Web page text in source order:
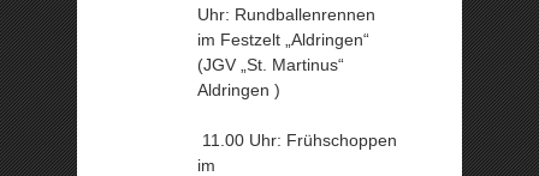
Uhr: Rundballenrennen
im Festzelt „Aldringen“
(JGV „St. Martinus“
Aldringen )
11.00 Uhr: Frühschoppen
im